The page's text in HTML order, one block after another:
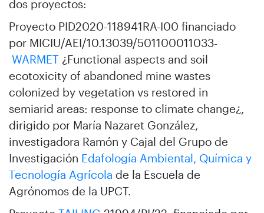
dos proyectos:
Proyecto PID2020-118941RA-I00 financiado
por MICIU/AEI/10.13039/501100011033-
WARMET ¿Functional aspects and soil
ecotoxicity of abandoned mine wastes
colonized by vegetation vs restored in
semiarid areas: response to climate change¿,
dirigido por María Nazaret González,
investigadora Ramón y Cajal del Grupo de
Investigación Edafología Ambiental, Química y
Tecnología Agrícola de la Escuela de
Agrónomos de la UPCT.